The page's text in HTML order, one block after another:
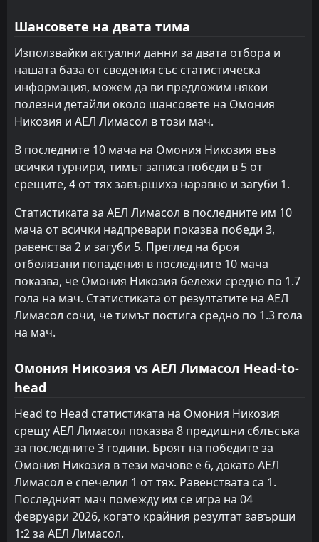
16:00
Apr
Пафос
2
FT
04Apr
Омония Арадипу
АЕЛ Лимасол
3
22Mar
Етникос Ахна
1
FT
15:00
АЕЛ Лимасол
1
FT
14:00
08Mar
Аполон Лимасол
АЕЛ Лимасол
2
15:00
28Feb
АЕЛ Лимасол
АПОЕЛ Никозия
L
FT
17:00
Еносис
0
FT
17:00
15
АЕЛ Лимасол
0
FT
09Feb
Еносис Неон Ипсона
АЕЛ Лимасол
3
0
Шансовете на двата тима
Използвайки актуални данни за двата отбора и
нашата база от сведения със статистическа
информация, можем да ви предложим някои
полезни детайли около шансовете на Омония
Никозия и АЕЛ Лимасол в този мач.
В последните 10 мача на Омония Никозия във
всички турнири, тимът записа победи в 5 от
срещите, 4 от тях завършиха наравно и загуби 1.
Статистиката за АЕЛ Лимасол в последните им 10
мача от всички надпревари показва победи 3,
равенства 2 и загуби 5. Преглед на броя
отбелязани попадения в последните 10 мача
показва, че Омония Никозия бележи средно по 1.7
гола на мач. Статистиката от резултатите на АЕЛ
Лимасол сочи, че тимът постига средно по 1.3 гола
на мач.
Омония Никозия vs АЕЛ Лимасол Head-to-
head
Head to Head статистиката на Омония Никозия
срещу АЕЛ Лимасол показва 8 предишни сблъсъка
за последните 3 години. Броят на победите за
Омония Никозия в тези мачове е 6, докато АЕЛ
Лимасол е спечелил 1 от тях. Равенствата са 1.
Последният мач помежду им се игра на 04
февруари 2026, когато крайния резултат завърши
1:2 за АЕЛ Лимасол.